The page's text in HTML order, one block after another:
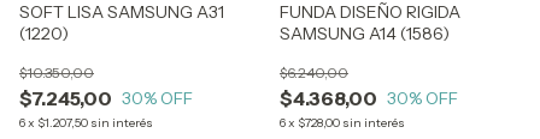
SOFT LISA SAMSUNG A31
(1220)
$7.245,00
$10.350,00
30% OFF
6x $1.207,50 sin interés
FUNDA DISEÑO RIGIDA
SAMSUNG A14 (1586)
$4.368,00
$6.240,00
30% OFF
6x $728,00 sin interés